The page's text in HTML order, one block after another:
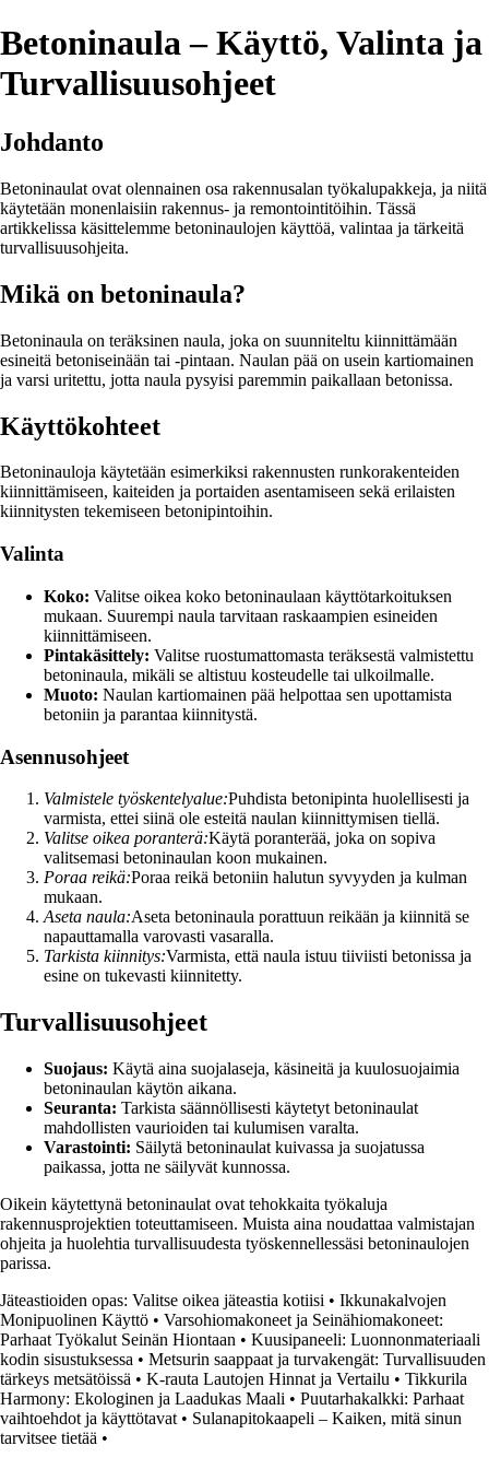
Betoninaula – Käyttö, Valinta ja
Turvallisuusohjeet
Johdanto
Betoninaulat ovat olennainen osa rakennusalan työkalupakkeja, ja niitä
käytetään monenlaisiin rakennus- ja remontointitöihin. Tässä
artikkelissa käsittelemme betoninaulojen käyttöä, valintaa ja tärkeitä
turvallisuusohjeita.
Mikä on betoninaula?
Betoninaula on teräksinen naula, joka on suunniteltu kiinnittämään
esineitä betoniseinään tai -pintaan. Naulan pää on usein kartiomainen
ja varsi uritettu, jotta naula pysyisi paremmin paikallaan betonissa.
Käyttökohteet
Betoninauloja käytetään esimerkiksi rakennusten runkorakenteiden
kiinnittämiseen, kaiteiden ja portaiden asentamiseen sekä erilaisten
kiinnitysten tekemiseen betonipintoihin.
Valinta
Koko: Valitse oikea koko betoninaulaan käyttötarkoituksen
mukaan. Suurempi naula tarvitaan raskaampien esineiden
kiinnittämiseen.
Pintakäsittely: Valitse ruostumattomasta teräksestä valmistettu
betoninaula, mikäli se altistuu kosteudelle tai ulkoilmalle.
Muoto: Naulan kartiomainen pää helpottaa sen upottamista
betoniin ja parantaa kiinnitystä.
Asennusohjeet
Valmistele työskentelyalue:Puhdista betonipinta huolellisesti ja
varmista, ettei siinä ole esteitä naulan kiinnittymisen tiellä.
Valitse oikea poranterä:Käytä poranterää, joka on sopiva
valitsemasi betoninaulan koon mukainen.
Poraa reikä:Poraa reikä betoniin halutun syvyyden ja kulman
mukaan.
Aseta naula:Aseta betoninaula porattuun reikään ja kiinnitä se
napauttamalla varovasti vasaralla.
Tarkista kiinnitys:Varmista, että naula istuu tiiviisti betonissa ja
esine on tukevasti kiinnitetty.
Turvallisuusohjeet
Suojaus: Käytä aina suojalaseja, käsineitä ja kuulosuojaimia
betoninaulan käytön aikana.
Seuranta: Tarkista säännöllisesti käytetyt betoninaulat
mahdollisten vaurioiden tai kulumisen varalta.
Varastointi: Säilytä betoninaulat kuivassa ja suojatussa
paikassa, jotta ne säilyvät kunnossa.
Oikein käytettynä betoninaulat ovat tehokkaita työkaluja
rakennusprojektien toteuttamiseen. Muista aina noudattaa valmistajan
ohjeita ja huolehtia turvallisuudesta työskennellessäsi betoninaulojen
parissa.
Jäteastioiden opas: Valitse oikea jäteastia kotiisi • Ikkunakalvojen
Monipuolinen Käyttö • Varsohiomakoneet ja Seinähiomakoneet:
Parhaat Työkalut Seinän Hiontaan • Kuusipaneeli: Luonnonmateriaali
kodin sisustuksessa • Metsurin saappaat ja turvakengät: Turvallisuuden
tärkeys metsätöissä • K-rauta Lautojen Hinnat ja Vertailu • Tikkurila
Harmony: Ekologinen ja Laadukas Maali • Puutarhakalkki: Parhaat
vaihtoehdot ja käyttötavat • Sulanapitokaapeli – Kaiken, mitä sinun
tarvitsee tietää •